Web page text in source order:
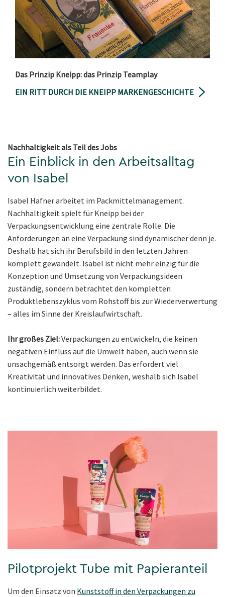
Das Prinzip Kneipp: das Prinzip Teamplay
EIN RITT DURCH DIE KNEIPP MARKENGESCHICHTE
Nachhaltigkeit als Teil des Jobs
Ein Einblick in den Arbeitsalltag
von Isabel
Isabel Hafner arbeitet im Packmittelmanagement.
Nachhaltigkeit spielt für Kneipp bei der
Verpackungsentwicklung eine zentrale Rolle. Die
Anforderungen an eine Verpackung sind dynamischer denn je.
Deshalb hat sich ihr Berufsbild in den letzten Jahren
komplett gewandelt. Isabel ist nicht mehr einzig für die
Konzeption und Umsetzung von Verpackungsideen
zuständig, sondern betrachtet den kompletten
Produktlebenszyklus vom Rohstoff bis zur Wiederverwertung
– alles im Sinne der Kreislaufwirtschaft.
Ihr großes Ziel:Verpackungen zu entwickeln, die keinen
negativen Einfluss auf die Umwelt haben, auch wenn sie
unsachgemäß entsorgt werden. Das erfordert viel
Kreativität und innovatives Denken, weshalb sich Isabel
kontinuierlich weiterbildet.
Pilotprojekt Tube mit Papieranteil
Um den Einsatz von Kunststoff in den Verpackungen zu